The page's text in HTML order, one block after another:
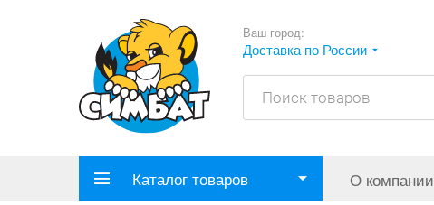
Ваш город:
Доставка по России
Каталог товаров О компании